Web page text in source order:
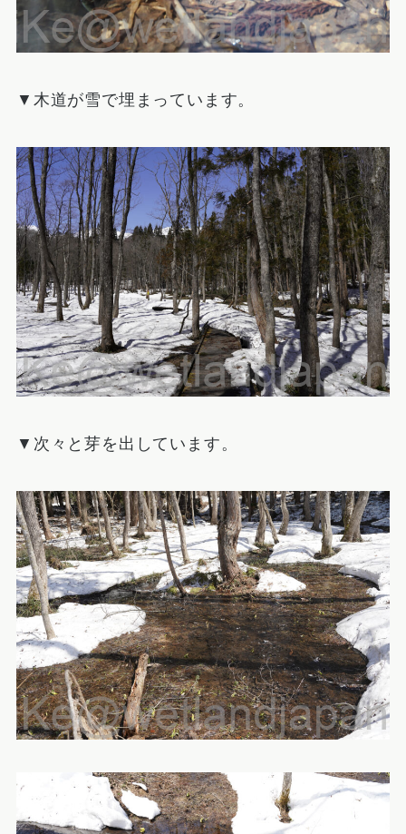
▼木道が雪で埋まっています。
▼次々と芽を出しています。